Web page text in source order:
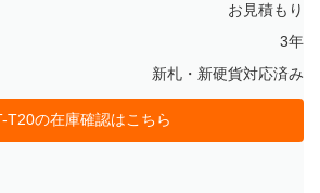
お見積もり
3年
新札・新硬貨対応済み
T20の在庫確認はこちら